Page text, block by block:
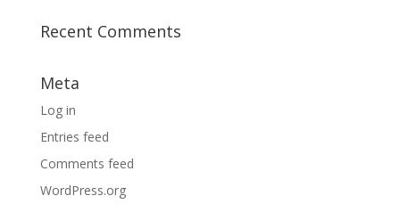
Recent Comments
Meta
Log in
Entries feed
Comments feed
WordPress.org